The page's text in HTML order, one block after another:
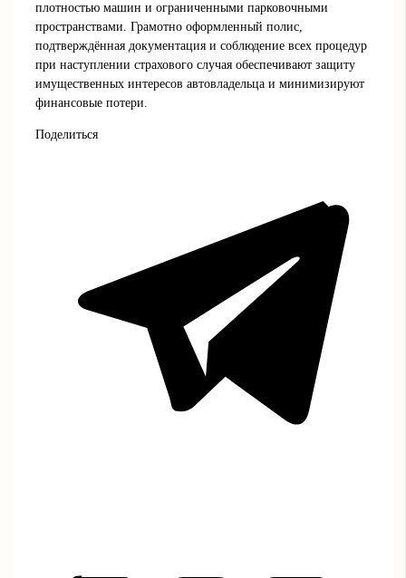
плотностью машин и ограниченными парковочными
пространствами. Грамотно оформленный полис,
подтверждённая документация и соблюдение всех процедур
при наступлении страхового случая обеспечивают защиту
имущественных интересов автовладельца и минимизируют
финансовые потери.
Поделиться